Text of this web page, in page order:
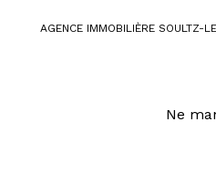
AGENCE IMMOBILIÈRE SOULTZ-
Ne